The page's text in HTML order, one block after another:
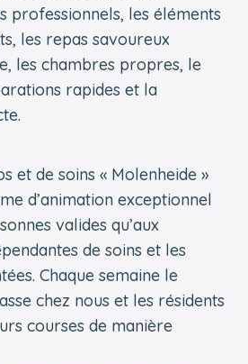
professionnels, les éléments
les repas savoureux
les chambres propres, le
rapides et la
et de soins « Molenheide »
d’animation exceptionnel
valides qu’aux
de soins et les
Chaque semaine le
chez nous et les résidents
courses de manière